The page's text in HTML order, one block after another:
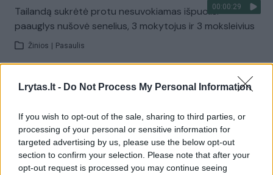
Lrytas.lt - Do Not Process My Personal Information
If you wish to opt-out of the sale, sharing to third parties, or
processing of your personal or sensitive information for
targeted advertising by us, please use the below opt-out
section to confirm your selection. Please note that after your
opt-out request is processed you may continue seeing
00:00:29
Tailandą sukrėtė protu nesuvokiamas išpuolis:
paauglys nušovė senelius, 3 mokytojus ir 3 moksleivius
Žinios Pasaulis
00:02:08
Aukštaitijos pučiamųjų orkestras Nyderlanduose
Lietuvos diena
Visi įrašai